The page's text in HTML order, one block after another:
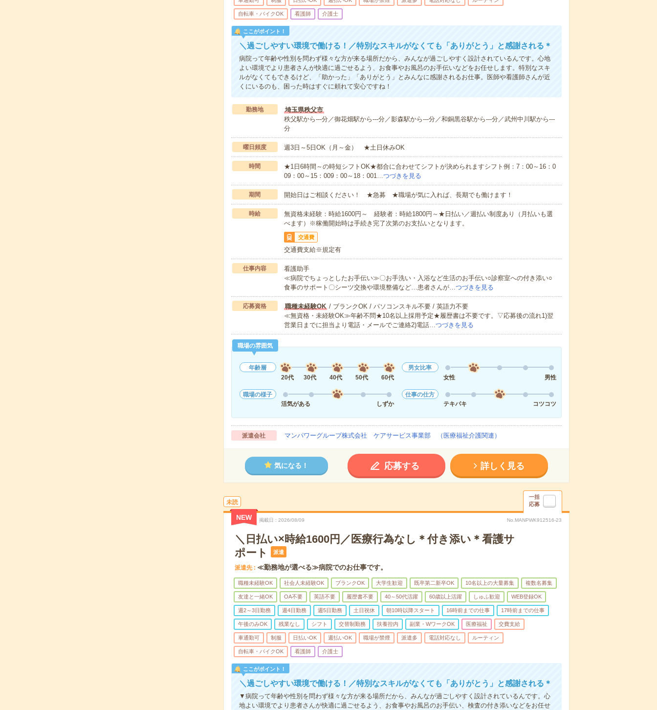
自転車・バイクOK 看護師 介護士
ここがポイント！
＼過ごしやすい環境で働ける！／特別なスキルがなくても「ありがとう」と感謝される＊
病院って年齢や性別を問わず様々な方が来る場所だから、みんなが過ごしやすく設計されているんです。心地
よい環境でより患者さんが快適に過ごせるよう、お食事やお風呂のお手伝いなどをお任せします。特別なスキ
ルがなくてもできるけど、「助かった」「ありがとう」とみんなに感謝されるお仕事。医師や看護師さんが近
くにいるのも、困った時はすぐに頼れて安心ですね！
勤務地
埼玉県秩父市
秩父駅から---分／御花畑駅から---分／影森駅から---分／和銅黒谷駅から---分／武州中川駅から---
分
曜日頻度 週3日～5日OK（月～金） ★土日休みOK
時間
★1日6時間～の時短シフトOK★都合に合わせてシフトが決められますシフト例：7：00～16：0
09：00～15：009：00～18：001…つづきを見る
期間 開始日はご相談ください！ ★急募 ★職場が気に入れば、長期でも働けます！
時給
無資格未経験：時給1600円～ 経験者：時給1800円～★日払い／週払い制度あり（月払いも選
べます）※稼働開始時は手続き完了次第のお支払いとなります。
交通費
交通費支給※規定有
仕事内容
看護助手
≪病院でちょっとしたお手伝い≫〇お手洗い・入浴など生活のお手伝い○診察室への付き添い○
食事のサポート〇シーツ交換や環境整備など…患者さんが…つづきを見る
応募資格 職種未経験OK/ ブランクOK / パソコンスキル不要 / 英語力不要
≪無資格・未経験OK≫年齢不問★10名以上採用予定★履歴書は不要です。▽応募後の流れ1)翌
営業日までに担当より電話・メールでご連絡2)電話…つづきを見る
職場の雰囲気
年齢層
20代
30代 40代 50代 60代
男女比率
女性
男性
職場の様子
活気がある
しずか
仕事の仕方
テキパキ
コツコツ
派遣会社 マンパワーグループ株式会社 ケアサービス事業部 （医療福祉介護関連）
気になる！ 応募する 詳しく見る
未読
一括
応募
NEW 掲載日 2026/08/09 No.MANPWK912516-23
＼日払い×時給1600円／医療行為なし＊付き添い＊看護サ
ポート
派遣
派遣先 ≪勤務地が選べる≫病院でのお仕事です。
職種未経験OK 社会人未経験OK ブランクOK 大学生歓迎 既卒第二新卒OK 10名以上の大量募集 複数名募集
友達と一緒OK OA不要 英語不要 履歴書不要 40～50代活躍 60歳以上活躍 しゅふ歓迎 WEB登録OK
週2～3日勤務 週4日勤務 週5日勤務 土日祝休 朝10時以降スタート 16時前までの仕事 17時前までの仕事
午後のみOK 残業なし シフト 交替制勤務 扶養控内 副業・WワークOK 医療福祉 交費支給
車通勤可 制服 日払いOK 週払いOK 職場が禁煙 派遣多 電話対応なし ルーティン
自転車・バイクOK 看護師 介護士
ここがポイント！
＼過ごしやすい環境で働ける！／特別なスキルがなくても「ありがとう」と感謝される＊
▼病院って年齢や性別を問わず様々な方が来る場所だから、みんなが過ごしやすく設計されているんです。心
地よい環境でより患者さんが快適に過ごせるよう、お食事やお風呂のお手伝い、検査の付き添いなどをお任せ